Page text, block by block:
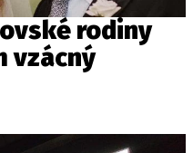
rodiny
vzácný